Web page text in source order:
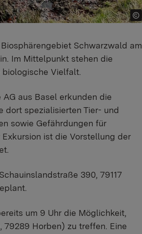
Schwarzwald am
Im Mittelpunkt stehen die
biologische Vielfalt.
aus Basel erkunden die
dort spezialisierten Tier- und
sowie Gefährdungen für
ist die Vorstellung der
390, 79117
um 9 Uhr die Möglichkeit,
Horben) zu treffen. Eine